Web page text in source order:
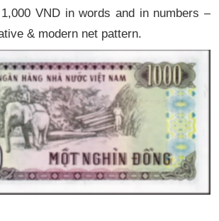
VND in words and in numbers –
& modern net pattern.